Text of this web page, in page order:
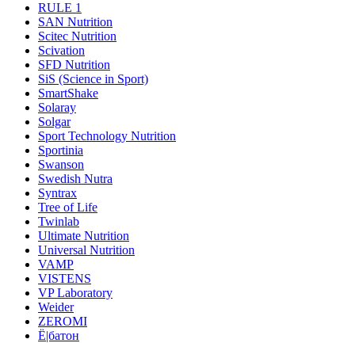
RULE 1
SAN Nutrition
Scitec Nutrition
Scivation
SFD Nutrition
SiS (Science in Sport)
SmartShake
Solaray
Solgar
Sport Technology Nutrition
Sportinia
Swanson
Swedish Nutra
Syntrax
Tree of Life
Twinlab
Ultimate Nutrition
Universal Nutrition
VAMP
VISTENS
VP Laboratory
Weider
ZEROMI
Ё|батон